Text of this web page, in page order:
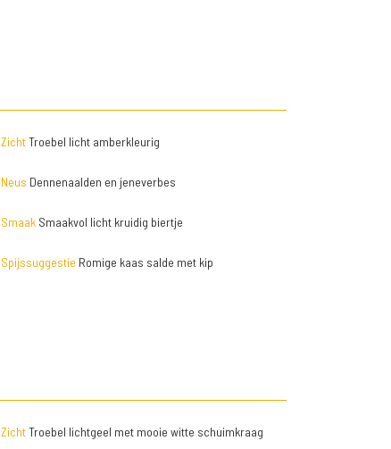
ZichtTroebel licht amberkleurig
Neus Dennenaalden en jeneverbes
SmaakSmaakvol licht kruidig biertje
Spijssuggestie Romige kaas salde met kip
ZichtTroebel lichtgeel met mooie witte schuimkraag